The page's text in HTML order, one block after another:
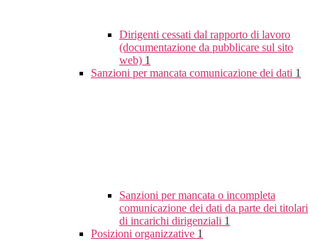
Dirigenti cessati dal rapporto di lavoro
(documentazione da pubblicare sul sito
web) 1
Sanzioni per mancata comunicazione dei dati 1
Sanzioni per mancata o incompleta
comunicazione dei dati da parte dei titolari
di incarichi dirigenziali 1
Posizioni organizzative 1